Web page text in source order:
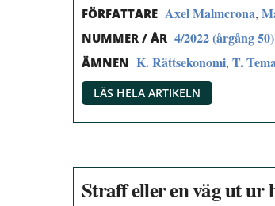
FÖRFATTARE Axel Malmcrona,
NUMMER / ÅR 4/2022 (årgång 50)
ÄMNEN K. Rättsekonomi, T.
LÄS HELA ARTIKELN
Straff eller en väg ut